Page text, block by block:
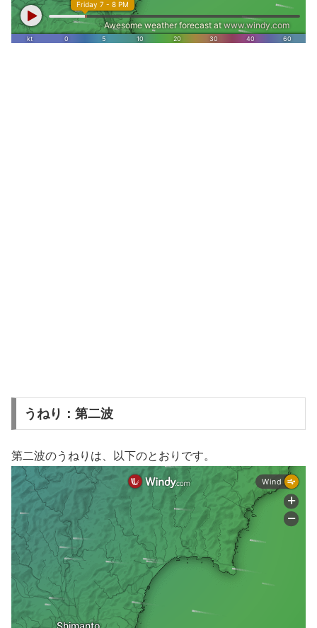
うねり：第二波
第二波のうねりは、以下のとおりです。